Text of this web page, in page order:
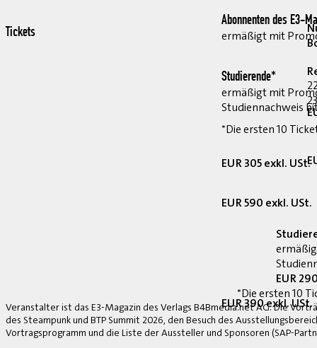
Abonnenten des E3-
ermäßigt mit
Studierende*
ermäßigt mit
Studiennachweis
*Die ersten 10
EUR 305 exkl. USt.
EUR 590 exkl. USt.
EUR 390 exkl. USt.
Tickets
EUR
*Die ersten 10
Veranstalter ist das E3-Magazin des Verlags B4Bmedia.net AG. Die
des Steampunk und BTP Summit 2026, den Besuch des
Vortragsprogramm und die Liste der Aussteller und Sponsoren (SAP-